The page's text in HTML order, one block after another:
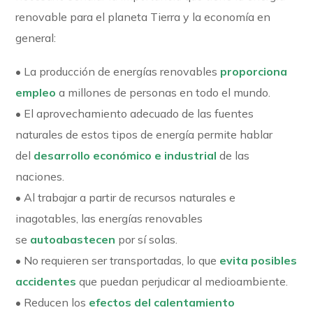
renovable para el planeta Tierra y la economía en
general:
• La producción de energías renovables proporciona
empleo a millones de personas en todo el mundo.
• El aprovechamiento adecuado de las fuentes
naturales de estos tipos de energía permite hablar
del desarrollo económico e industrial de las
naciones.
• Al trabajar a partir de recursos naturales e
inagotables, las energías renovables
se autoabastecen por sí solas.
• No requieren ser transportadas, lo que evita posibles
accidentes que puedan perjudicar al medioambiente.
• Reducen los efectos del calentamiento